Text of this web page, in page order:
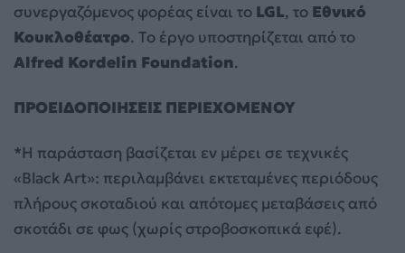
συνεργαζόμενος φορέας είναι το LGL, το Εθνικό
Κουκλοθέατρο. Το έργο υποστηρίζεται από το
Alfred Kordelin Foundation.
ΠΡΟΕΙΔΟΠΟΙΗΣΕΙΣ ΠΕΡΙΕΧΟΜΕΝΟΥ
*Η παράσταση βασίζεται εν μέρει σε τεχνικές
«Black Art»: περιλαμβάνει εκτεταμένες περιόδους
πλήρους σκοταδιού και απότομες μεταβάσεις από
σκοτάδι σε φως (χωρίς στροβοσκοπικά εφέ).